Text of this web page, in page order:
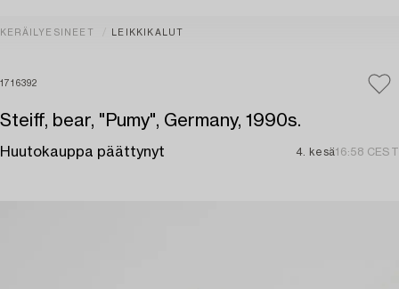
KERÄILYESINEET LEIKKIKALUT
1716392
Steiff, bear, "Pumy", Germany, 1990s.
Huutokauppa päättynyt 4. kesä16:58 CEST